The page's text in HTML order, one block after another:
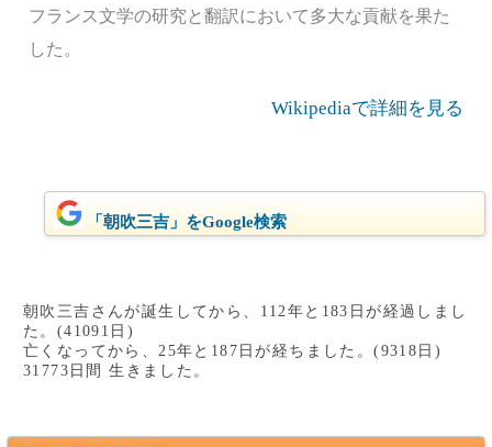
フランス文学の研究と翻訳において多大な貢献を果た
した。
Wikipediaで詳細を見る
「朝吹三吉」をGoogle検索
朝吹三吉さんが誕生してから、112年と183日が経過しまし
た。(41091日)
亡くなってから、25年と187日が経ちました。(9318日)
31773日間 生きました。